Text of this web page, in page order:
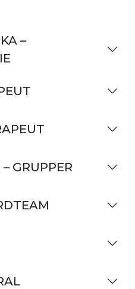
–
GRUPPER